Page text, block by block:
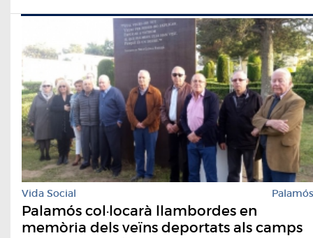
Vida Social Palamós
Palamós col·locarà llambordes en
memòria dels veïns deportats als camps